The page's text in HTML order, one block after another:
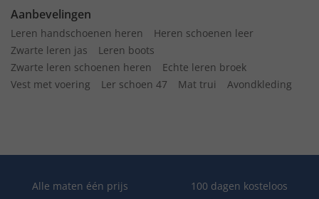
Aanbevelingen
Leren handschoenen heren
Heren schoenen leer
Zwarte leren jas
Leren boots
Zwarte leren schoenen heren
Echte leren broek
Vest met voering
Ler schoen 47 Mat trui Avondkleding
Alle maten één prijs
100 dagen kosteloos